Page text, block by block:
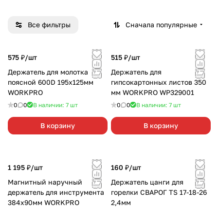
Все фильтры Сначала популярные
575 ₽/шт
Держатель для молотка
поясной 600D 195х125мм
WORKPRO
0 0 В наличии: 7 шт
В корзину
515 ₽/шт
Держатель для
гипсокартонных листов 350
мм WORKPRO WP329001
0 0 В наличии: 7 шт
В корзину
1 195 ₽/шт
Магнитный наручный
держатель для инструмента
384х90мм WORKPRO
160 ₽/шт
Держатель цанги для
горелки СВАРОГ TS 17-18-26
2,4мм